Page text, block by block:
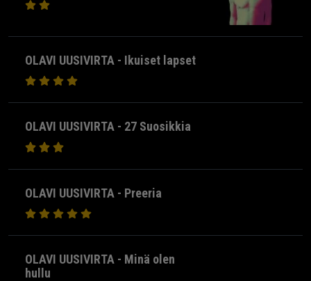
OLAVI UUSIVIRTA - Ikuiset lapset
OLAVI UUSIVIRTA - 27 Suosikkia
OLAVI UUSIVIRTA - Preeria
OLAVI UUSIVIRTA - Minä olen
hullu